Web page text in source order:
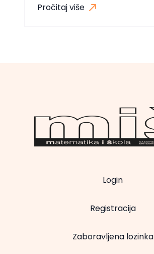
Pročitaj više
Login
Registracija
Zaboravljena lozinka